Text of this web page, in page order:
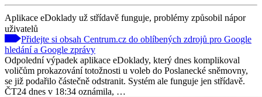
Aplikace eDoklady už střídavě funguje, problémy způsobil nápor
uživatelů
Přidejte si obsah Centrum.cz do oblíbených zdrojů pro Google
hledání a Google zprávy
Odpolední výpadek aplikace eDoklady, který dnes komplikoval
voličům prokazování totožnosti u voleb do Poslanecké sněmovny,
se již podařilo částečně odstranit. Systém ale funguje jen střídavě.
ČT24 dnes v 18:34 oznámila, …